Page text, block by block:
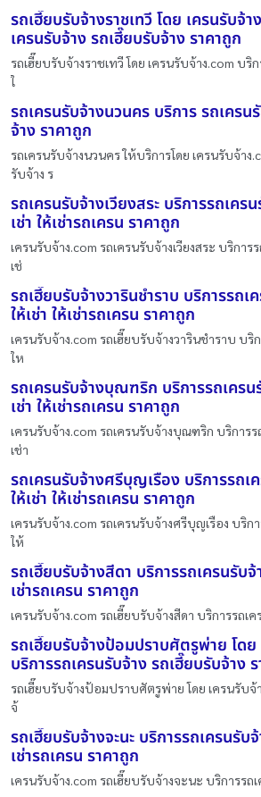
รถเฮี๊ยบรับจ้างราชเทวี โดย เครนรับจ้
เครนรับจ้าง รถเฮี๊ยบรับจ้าง ราคาถูก
รถเฮี๊ยบรับจ้างราชเทวี โดย เครนรับจ้าง.com บริ
ใ
รถเครนรับจ้างนวนคร บริการ รถเครน
จ้าง ราคาถูก
รถเครนรับจ้างนวนคร ให้บริการโดย เครนรับจ้าง
รับจ้าง ร
รถเครนรับจ้างเวียงสระ บริการรถเคร
เช่า ให้เช่ารถเครน ราคาถูก
เครนรับจ้าง.com รถเครนรับจ้างเวียงสระ บริการ
เช่
รถเฮี๊ยบรับจ้างวารินชำราบ บริการรถเ
ให้เช่า ให้เช่ารถเครน ราคาถูก
เครนรับจ้าง.com รถเฮี๊ยบรับจ้างวารินชำราบ บริ
ให
รถเครนรับจ้างบุณฑริก บริการรถเครน
เช่า ให้เช่ารถเครน ราคาถูก
เครนรับจ้าง.com รถเครนรับจ้างบุณฑริก บริการร
เช่า
รถเครนรับจ้างศรีบุญเรือง บริการรถเ
ให้เช่า ให้เช่ารถเครน ราคาถูก
เครนรับจ้าง.com รถเครนรับจ้างศรีบุญเรือง บริก
ให้
รถเฮี๊ยบรับจ้างสีดา บริการรถเครนรับจ้
เช่ารถเครน ราคาถูก
เครนรับจ้าง.com รถเฮี๊ยบรับจ้างสีดา บริการรถเค
รถเฮี๊ยบรับจ้างป้อมปราบศัตรูพ่าย โด
บริการรถเครนรับจ้าง รถเฮี๊ยบรับจ้าง
รถเฮี๊ยบรับจ้างป้อมปราบศัตรูพ่าย โดย เครนรับจ้
จ้
รถเฮี๊ยบรับจ้างจะนะ บริการรถเครนรับ
เช่ารถเครน ราคาถูก
เครนรับจ้าง.com รถเฮี๊ยบรับจ้างจะนะ บริการรถ